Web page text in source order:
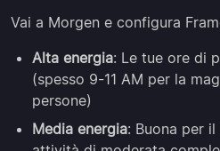
Vai a Morgen e configura
Alta energia: Le tue ore di
(spesso 9-11 AM per la
persone)
Media energia: Buona per